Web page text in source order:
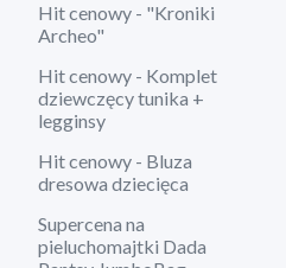
Hit cenowy - "Kroniki
Archeo"
Hit cenowy - Komplet
dziewczęcy tunika +
legginsy
Hit cenowy - Bluza
dresowa dziecięca
Supercena na
pieluchomajtki Dada